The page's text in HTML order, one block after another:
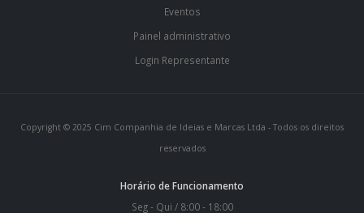
Eventos
Painel administrativo
Login Representante
Copyright © 2025 Cim Companhia de Ideias e Marcas Ltda - Todos os direitos
reservados
Horário de Funcionamento
Seg - Qui / 8:00 - 18:00